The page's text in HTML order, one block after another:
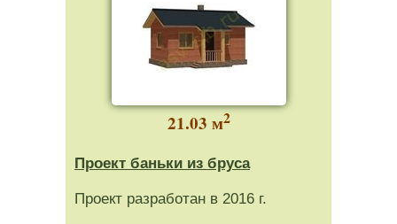
21.03 м2
Проект баньки из бруса
Проект разработан в 2016 г.